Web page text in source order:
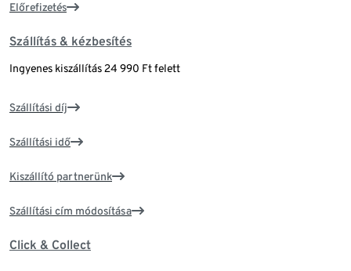
Előrefizetés
Szállítás & kézbesítés
Ingyenes kiszállítás 24 990 Ft felett
Szállítási díj
Szállítási idő
Kiszállító partnerünk
Szállítási cím módosítása
Click & Collect